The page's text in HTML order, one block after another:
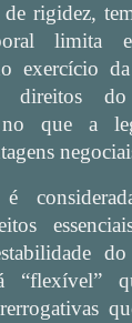
rigidez,
exercício
direitos
que a
“flexível”